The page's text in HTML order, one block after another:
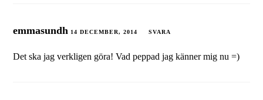
emmasundh 14 DECEMBER, 2014 SVARA
Det ska jag verkligen göra! Vad peppad jag känner mig nu =)